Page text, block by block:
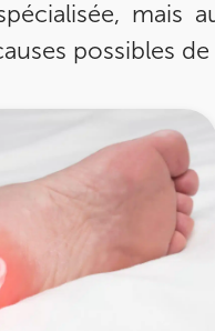
mais
possibles
vous avec
Auger
IK –
proche de chez vous ou